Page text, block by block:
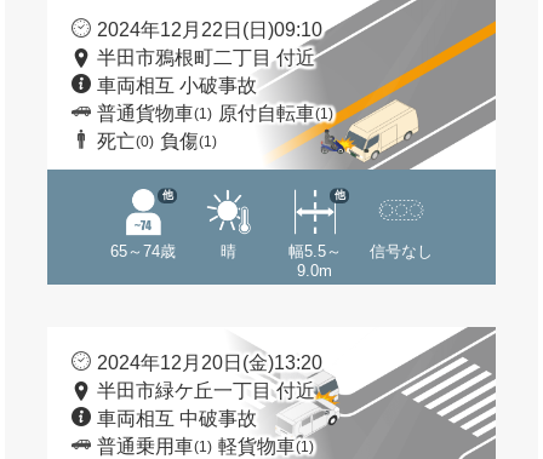
2024年12月22日(日)09:10
半田市鴉根町二丁目 付近
車両相互 小破事故
普通貨物車(1) 原付自転車(1)
死亡(0) 負傷(1)
65～74歳
他
晴
幅5.5～
9.0m
他
信号なし
2024年12月20日(金)13:20
半田市緑ケ丘一丁目 付近
車両相互 中破事故
普通乗用車(1) 軽貨物車(1)